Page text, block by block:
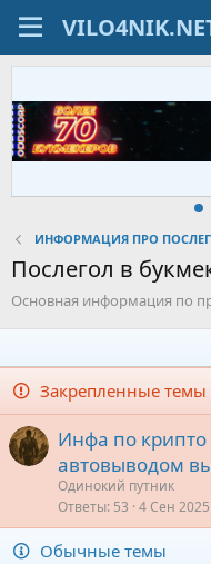
ИНФОРМАЦИЯ ПРО
Послегол в
Основная информация по
Закрепленные темы
Инфа по крипто
автовыводом
Одинокий путник
Ответы 53 4 Сен 2025
Обычные темы